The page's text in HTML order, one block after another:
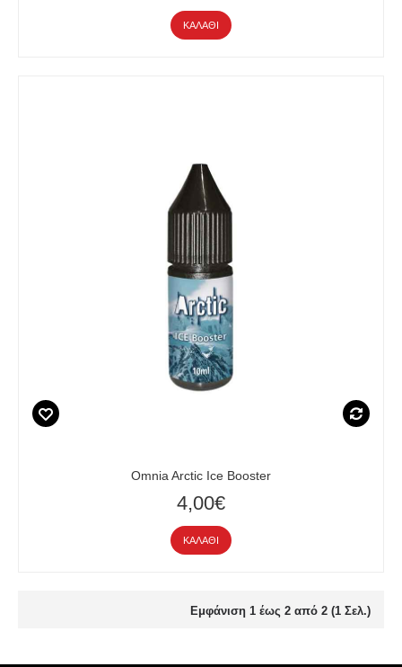
ΚΑΛΆΘΙ
Omnia Arctic Ice Booster
4,00€
ΚΑΛΆΘΙ
Εμφάνιση 1 έως 2 από 2 (1 Σελ.)